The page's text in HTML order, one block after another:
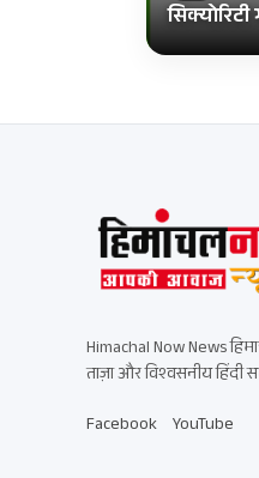
Himachal Now News
ताज़ा और विश्वसनीय हिंदी
Facebook YouTube